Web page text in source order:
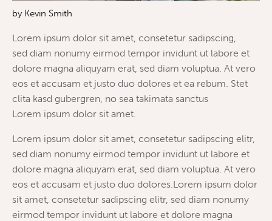
by Kevin Smith
Lorem ipsum dolor sit amet, consetetur sadipscing,
sed diam nonumy eirmod tempor invidunt ut labore et
dolore magna aliquyam erat, sed diam voluptua. At vero
eos et accusam et justo duo dolores et ea rebum. Stet
clita kasd gubergren, no sea takimata sanctus
Lorem ipsum dolor sit amet.
Lorem ipsum dolor sit amet, consetetur sadipscing elitr,
sed diam nonumy eirmod tempor invidunt ut labore et
dolore magna aliquyam erat, sed diam voluptua. At vero
eos et accusam et justo duo dolores.Lorem ipsum dolor
sit amet, consetetur sadipscing elitr, sed diam nonumy
eirmod tempor invidunt ut labore et dolore magna